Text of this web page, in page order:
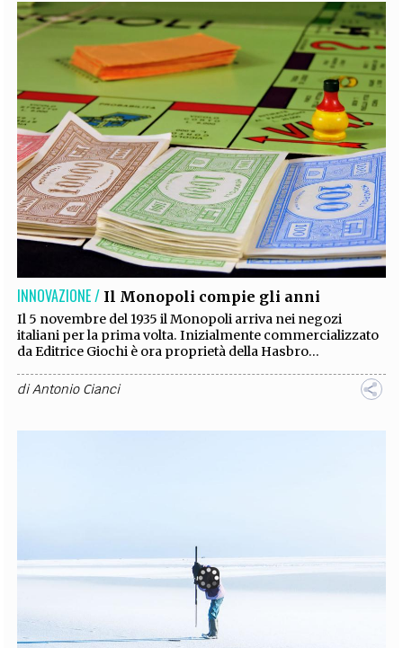
INNOVAZIONE / Il Monopoli compie gli anni
Il 5 novembre del 1935 il Monopoli arriva nei negozi
italiani per la prima volta. Inizialmente commercializzato
da Editrice Giochi è ora proprietà della Hasbro...
diAntonio Cianci